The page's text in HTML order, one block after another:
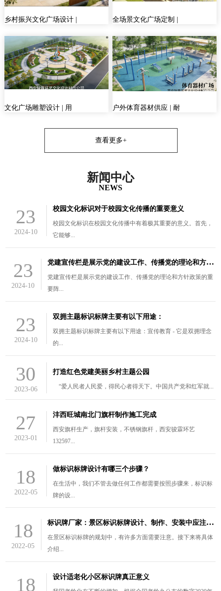
乡村振兴文化广场设计 | 全场景文化广场定制 |
文化广场雕塑设计 | 用 户外体育器材供应 | 耐
查看更多+
新闻中心
NEWS
23
2024-10
校园文化标识对于校园文化传播的重要意义
校园文化标识在校园文化传播中有着极其重要的意义。首先，
它能够...
23
2024-10
党
建宣传栏是展示党的建设工作、传播党的理论和方针政策的重要阵
党建宣传栏是展示党的建设工作、传播党的理论和方针政策的重
要阵...
23
2024-10
双拥主题标识标牌主要有以下用途：
双拥主题标识标牌主要有以下用途：宣传教育 - 它是双拥理念
的...
30
2023-06
打造红色党建美丽乡村主题公园
“爱人民者人民爱，得民心者得天下。中国共产党和红军就...
27
2023-01
沣西旺城南北门旗杆制作施工完成
西安旗杆生产，旗杆安装，不锈钢旗杆，西安骏霖环艺
132597...
18
2022-05
做标识标牌设计有哪三个步骤？
在生活中，我们不管去做任何工作都需要按照步骤来，标识标
牌的设...
18
2022-05
标
识牌厂家：景区标识标牌设计、制作、安装中应注意的三个问题
在景区标识标牌的规划中，有许多方面需要注意。接下来将具体
介绍...
18 设计适老化小区标识牌真正意义